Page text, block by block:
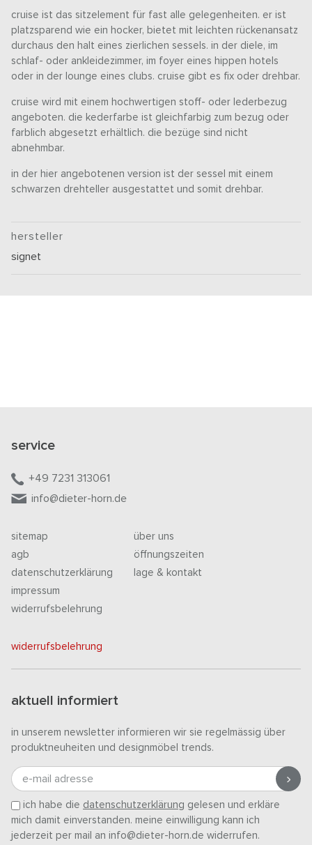
cruise ist das sitzelement für fast alle gelegenheiten. er ist
platzsparend wie ein hocker, bietet mit leichten rückenansatz
durchaus den halt eines zierlichen sessels. in der diele, im
schlaf- oder ankleidezimmer, im foyer eines hippen hotels
oder in der lounge eines clubs. cruise gibt es fix oder drehbar.
cruise wird mit einem hochwertigen stoff- oder lederbezug
angeboten. die kederfarbe ist gleichfarbig zum bezug oder
farblich abgesetzt erhältlich. die bezüge sind nicht
abnehmbar.
in der hier angebotenen version ist der sessel mit einem
schwarzen drehteller ausgestattet und somit drehbar.
hersteller
signet
service
+49 7231 313061
info@dieter-horn.de
sitemap
agb
datenschutzerklärung
impressum
widerrufsbelehrung
über uns
öffnungszeiten
lage & kontakt
widerrufsbelehrung
aktuell informiert
in unserem newsletter informieren wir sie regelmässig über
produktneuheiten und designmöbel trends.
e-mail adresse
ich habe die datenschutzerklärung gelesen und erkläre
mich damit einverstanden. meine einwilligung kann ich
jederzeit per mail an info@dieter-horn.de widerrufen.